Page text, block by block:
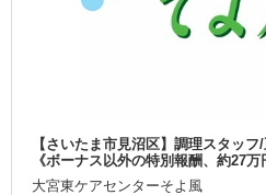
【さいたま市見沼区】調理スタッ
《ボーナス以外の特別報酬、約27
大宮東ケアセンターそよ風